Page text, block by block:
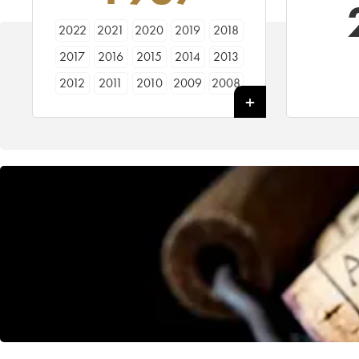
2022 2021 2020 2019
2018
2017
2016 2015 2014
2013
2012
2011 2010 2009
2008
1997
1996 1995 1994
1993
1989
1988
1984
1983
1980 1979
1978
1973
1969
1968
1964
1963
1962
1961 1960 1959
1958